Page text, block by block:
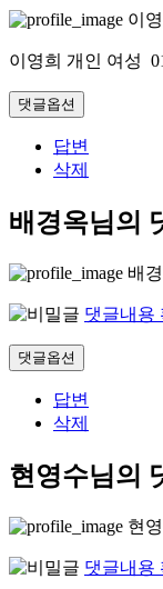
이
이영희 개인 여성
댓글옵션
답변
삭제
배경옥님의
배
댓글내용
댓글옵션
답변
삭제
현영수님의
현
댓글내용